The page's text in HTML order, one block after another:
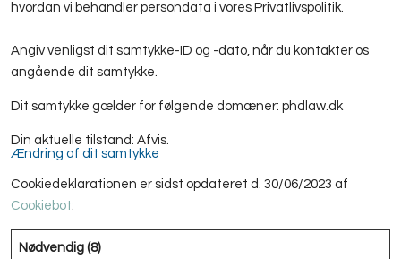
hvordan vi behandler persondata i vores Privatlivspolitik.
Angiv venligst dit samtykke-ID og -dato, når du kontakter os
angående dit samtykke.
Dit samtykke gælder for følgende domæner: phdlaw.dk
Din aktuelle tilstand: Afvis.
Ændring af dit samtykke
Cookiedeklarationen er sidst opdateret d. 30/06/2023 af
Cookiebot:
Nødvendig (8)